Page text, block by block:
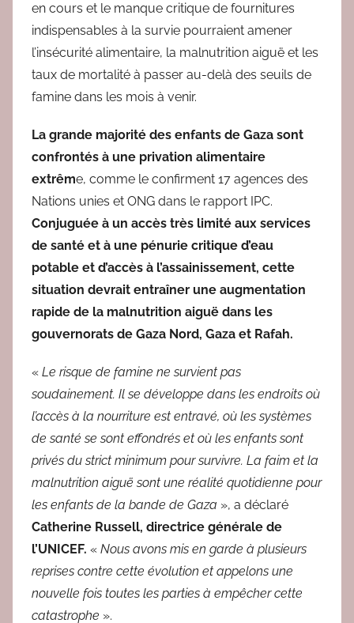
en cours et le manque critique de fournitures
indispensables à la survie pourraient amener
l’insécurité alimentaire, la malnutrition aiguë et les
taux de mortalité à passer au-delà des seuils de
famine dans les mois à venir.
La grande majorité des enfants de Gaza sont
confrontés à une privation alimentaire
extrême, comme le confirment 17 agences des
Nations unies et ONG dans le rapport IPC.
Conjuguée à un accès très limité aux services
de santé et à une pénurie critique d’eau
potable et d’accès à l’assainissement, cette
situation devrait entraîner une augmentation
rapide de la malnutrition aiguë dans les
gouvernorats de Gaza Nord, Gaza et Rafah.
« Le risque de famine ne survient pas
soudainement. Il se développe dans les endroits où
l’accès à la nourriture est entravé, où les systèmes
de santé se sont effondrés et où les enfants sont
privés du strict minimum pour survivre. La faim et la
malnutrition aiguë sont une réalité quotidienne pour
les enfants de la bande de Gaza », a déclaré
Catherine Russell, directrice générale de
l’UNICEF. « Nous avons mis en garde à plusieurs
reprises contre cette évolution et appelons une
nouvelle fois toutes les parties à empêcher cette
catastrophe ».